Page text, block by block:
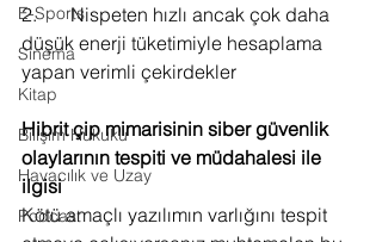
E-Sports
Sinema
Kitap
Bilişim Hukuku
Havacılık ve Uzay
Podcast
2.       Nispeten hızlı ancak çok daha
düşük enerji tüketimiyle hesaplama
yapan verimli çekirdekler
Hibrit çip mimarisinin siber güvenlik
olaylarının tespiti ve müdahalesi ile
ilgisi
Kötü amaçlı yazılımın varlığını tespit